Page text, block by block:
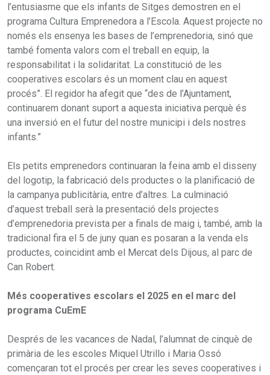
l’entusiasme que els infants de Sitges demostren en el
programa Cultura Emprenedora a l’Escola. Aquest projecte no
només els ensenya les bases de l’emprenedoria, sinó que
també fomenta valors com el treball en equip, la
responsabilitat i la solidaritat. La constitució de les
cooperatives escolars és un moment clau en aquest
procés”. El regidor ha afegit que “des de l’Ajuntament,
continuarem donant suport a aquesta iniciativa perquè és
una inversió en el futur del nostre municipi i dels nostres
infants.”
Els petits emprenedors continuaran la feina amb el disseny
del logotip, la fabricació dels productes o la planificació de
la campanya publicitària, entre d’altres. La culminació
d’aquest treball serà la presentació dels projectes
d’emprenedoria prevista per a finals de maig i, també, amb la
tradicional fira el 5 de juny quan es posaran a la venda els
productes, coincidint amb el Mercat dels Dijous, al parc de
Can Robert.
Més cooperatives escolars el 2025 en el marc del
programa CuEmE
Després de les vacances de Nadal, l’alumnat de cinquè de
primària de les escoles Miquel Utrillo i Maria Ossó
començaran tot el procés per crear les seves cooperatives i